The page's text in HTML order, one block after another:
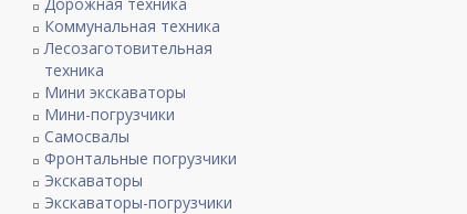
Коммунальная техника
Лесозаготовительная
техника
Мини экскаваторы
Мини-погрузчики
Самосвалы
Фронтальные погрузчики
Экскаваторы
Экскаваторы-погрузчики